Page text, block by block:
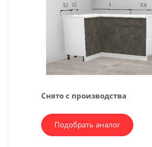
Снято с производства
Подобрать аналог